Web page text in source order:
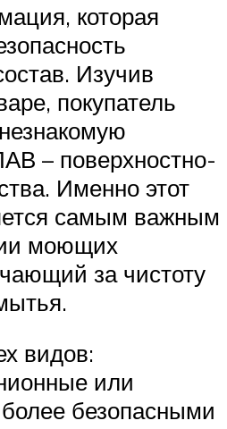
которая
Изучив
покупатель
– поверхностно-
Именно этот
самым важным
моющих
за чистоту
видов:
или
безопасными